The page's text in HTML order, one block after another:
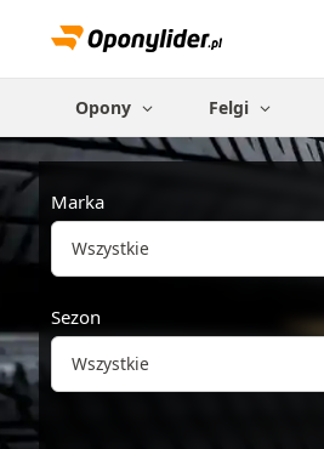
Opony Felgi
Marka
Wszystkie
Sezon